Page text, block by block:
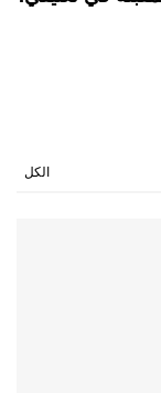
الكل